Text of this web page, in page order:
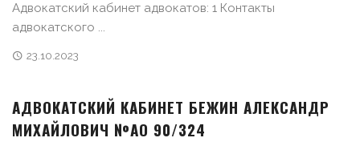
Адвокатский кабинет адвокатов: 1 Контакты
адвокатского ...
23.10.2023
АДВОКАТСКИЙ КАБИНЕТ БЕЖИН АЛЕКСАНДР
МИХАЙЛОВИЧ №АО 90/324